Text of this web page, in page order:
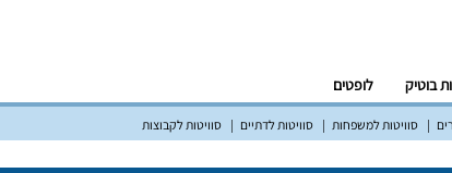
בוטיק לופטים
סוויטות למשפחות סוויטות לדתיים סוויטות לקבוצות